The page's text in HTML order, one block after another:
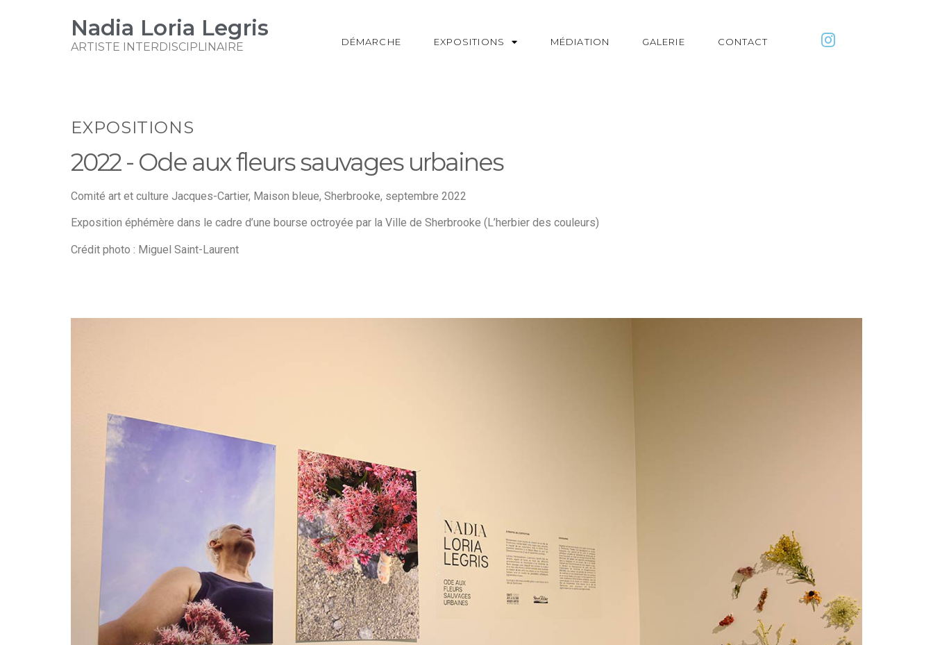
Nadia Loria Legris
ARTISTE INTERDISCIPLINAIRE DÉMARCHE EXPOSITIONS MÉDIATION GALERIE CONTACT
EXPOSITIONS
2022 - Ode aux fleurs sauvages urbaines
Comité art et culture Jacques-Cartier, Maison bleue, Sherbrooke, septembre 2022
Exposition éphémère dans le cadre d’une bourse octroyée par la Ville de Sherbrooke (L’herbier des couleurs)
Crédit photo : Miguel Saint-Laurent